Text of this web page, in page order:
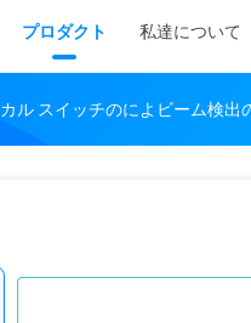
プロダクト 私達について
ル スイッチのによビーム検